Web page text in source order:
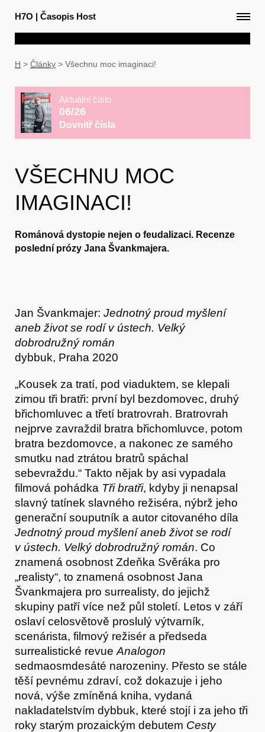
H7O | Časopis Host
H > Články > Všechnu moc imaginaci!
Aktuální číslo
06/26
Dovnitř čísla
VŠECHNU MOC
IMAGINACI!
Románová dystopie nejen o feudalizaci. Recenze
poslední prózy Jana Švankmajera.
Jan Švankmajer: Jednotný proud myšlení
aneb život se rodí v ústech. Velký
dobrodružný román
dybbuk, Praha 2020
„Kousek za tratí, pod viaduktem, se klepali
zimou tři bratři: první byl bezdomovec, druhý
břichomluvec a třetí bratrovrah. Bratrovrah
nejprve zavraždil bratra břichomluvce, potom
bratra bezdomovce, a nakonec ze samého
smutku nad ztrátou bratrů spáchal
sebevraždu.“ Takto nějak by asi vypadala
filmová pohádka Tři bratři, kdyby ji nenapsal
slavný tatínek slavného režiséra, nýbrž jeho
generační souputník a autor citovaného díla
Jednotný proud myšlení aneb život se rodí
v ústech. Velký dobrodružný román. Co
znamená osobnost Zdeňka Svěráka pro
„realisty“, to znamená osobnost Jana
Švankmajera pro surrealisty, do jejichž
skupiny patří více než půl století. Letos v září
oslaví celosvětově proslulý výtvarník,
scenárista, filmový režisér a předseda
surrealistické revue Analogon
sedmaosmdesáté narozeniny. Přesto se stále
těší pevnému zdraví, což dokazuje i jeho
nová, výše zmíněná kniha, vydaná
nakladatelstvím dybbuk, které stojí i za jeho tři
roky starým prozaickým debutem Cesty